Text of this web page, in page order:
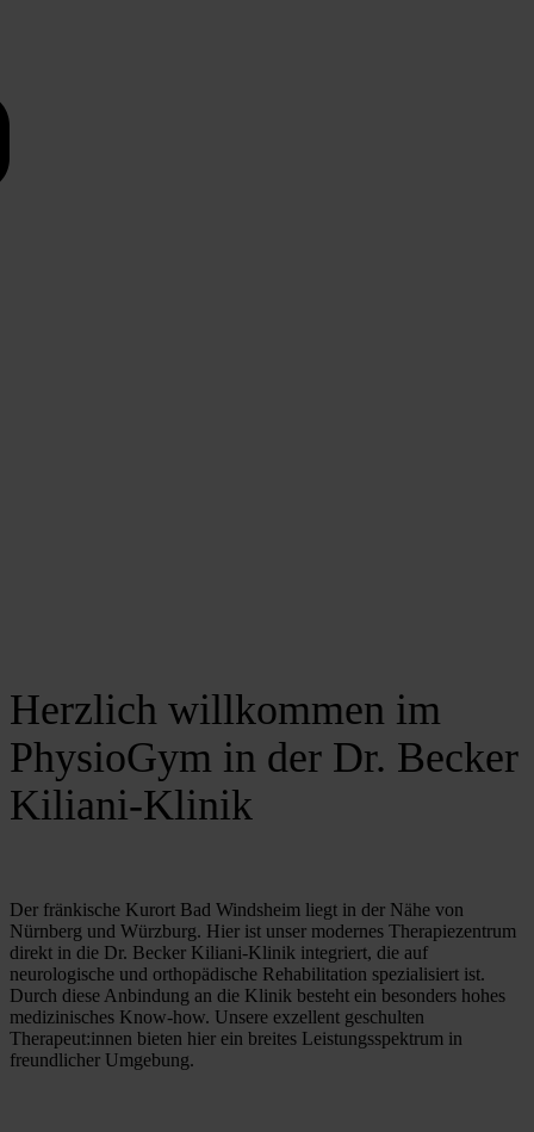
Herzlich willkommen im
PhysioGym in der Dr. Becker
Kiliani-Klinik
Der fränkische Kurort Bad Windsheim liegt in der Nähe von
Nürnberg und Würzburg. Hier ist unser modernes Therapiezentrum
direkt in die Dr. Becker Kiliani-Klinik integriert, die auf
neurologische und orthopädische Rehabilitation spezialisiert ist.
Durch diese Anbindung an die Klinik besteht ein besonders hohes
medizinisches Know-how. Unsere exzellent geschulten
Therapeut:innen bieten hier ein breites Leistungsspektrum in
freundlicher Umgebung.